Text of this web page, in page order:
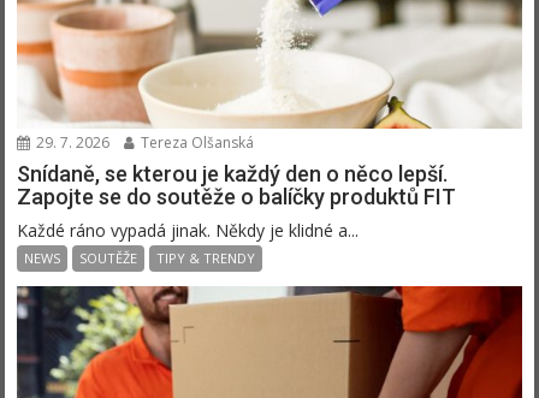
29. 7. 2026 Tereza Olšanská
Snídaně, se kterou je každý den o něco lepší.
Zapojte se do soutěže o balíčky produktů FIT
Každé ráno vypadá jinak. Někdy je klidné a...
NEWS SOUTĚŽE TIPY & TRENDY